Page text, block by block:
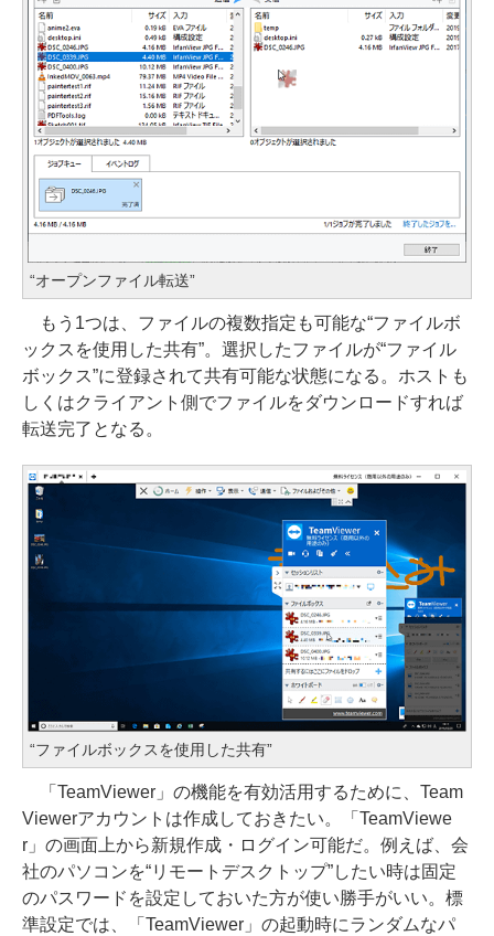
“オープンファイル転送”
もう1つは、ファイルの複数指定も可能な“ファイルボ
ックスを使用した共有”。選択したファイルが“ファイル
ボックス”に登録されて共有可能な状態になる。ホストも
しくはクライアント側でファイルをダウンロードすれば
転送完了となる。
“ファイルボックスを使用した共有”
「TeamViewer」の機能を有効活用するために、Team
Viewerアカウントは作成しておきたい。「TeamViewe
r」の画面上から新規作成・ログイン可能だ。例えば、会
社のパソコンを“リモートデスクトップ”したい時は固定
のパスワードを設定しておいた方が使い勝手がいい。標
準設定では、「TeamViewer」の起動時にランダムなパ